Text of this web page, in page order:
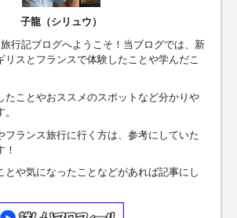
子龍（シリュウ）
行記ブログへようこそ！当ブログでは、新
リスとフランスで体験したことや学んだこ
たことやおススメのスポットなど分かりや
フランス旅行に行く方は、参考にしていた
！
とや気になったことなどがあれば記事にし